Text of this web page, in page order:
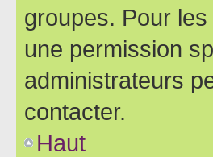
groupes. Pour
une permission
administrateurs
contacter.
Haut